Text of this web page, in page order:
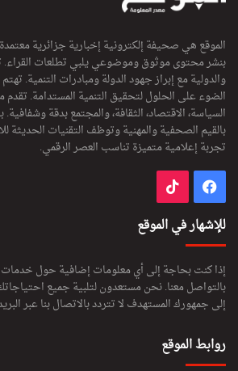
الموقع هي صحيفة إلكترونية إخبارية جزائرية
بنشر محتوى موثوق وموضوعي يلبي تطلعات القراء.
والدولية مع إبراز جهود الدولة ومبادرات التنمية.
الضوء على الحلول لتحقيق التنمية المستدامة.
السياسة، الاقتصاد، الثقافة، والمجتمع بدقة
بالقيم الصحفية والمهنية وتوظف التقنيات الحديثة
تجربة إعلامية متميزة تناسب العصر الرقمي.
فيسبوك
للإشهار في الموقع
إذا كنت بحاجة إلى أي معلومات إضافية حول خدمات
بالتواصل معنا. نحن مستعدون لتلبية جميع
إلى جمهورك المستهدف لا تتردد بالاتصال بنا عبر
روابط الموقع